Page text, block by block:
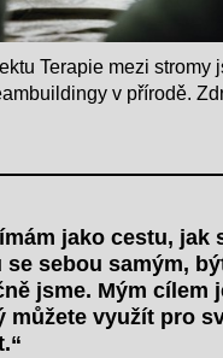
Terapie mezi stromy
v přírodě.
jako cestu, jak
se sebou samým,
jsme. Mým cílem
můžete využít pro